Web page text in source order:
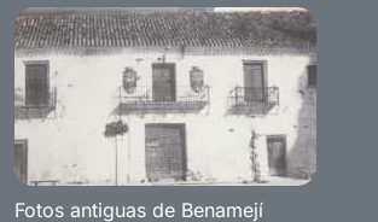
Fotos antiguas de Benamejí